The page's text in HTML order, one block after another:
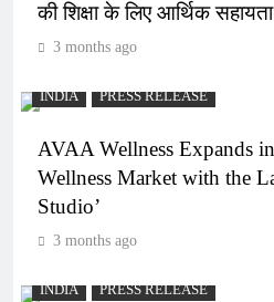
की शिक्षा के लिए आर्थिक
3 months ago
INDIA PRESS RELEASE
AVAA Wellness Expands
Wellness Market with the
Studio’
3 months ago
INDIA PRESS RELEASE